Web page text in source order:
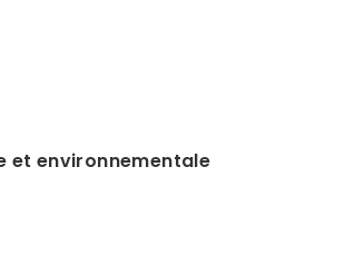
et environnementale